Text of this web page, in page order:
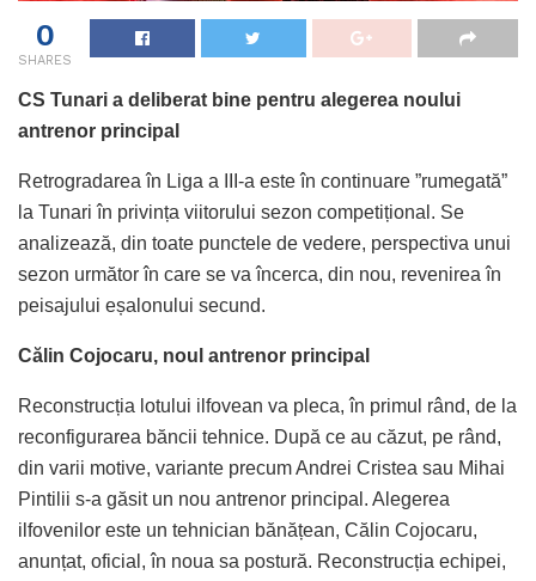
0
SHARES
CS Tunari a deliberat bine pentru alegerea noului
antrenor principal
Retrogradarea în Liga a III-a este în continuare ”rumegată”
la Tunari în privința viitorului sezon competițional. Se
analizează, din toate punctele de vedere, perspectiva unui
sezon următor în care se va încerca, din nou, revenirea în
peisajului eșalonului secund.
Călin Cojocaru, noul antrenor principal
Reconstrucția lotului ilfovean va pleca, în primul rând, de la
reconfigurarea băncii tehnice. După ce au căzut, pe rând,
din varii motive, variante precum Andrei Cristea sau Mihai
Pintilii s-a găsit un nou antrenor principal. Alegerea
ilfovenilor este un tehnician bănățean, Călin Cojocaru,
anunțat, oficial, în noua sa postură. Reconstrucția echipei,